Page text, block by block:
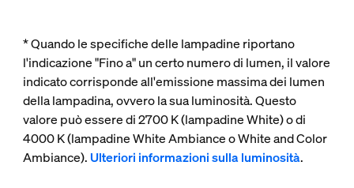
* Quando le specifiche delle lampadine riportano
l'indicazione "Fino a" un certo numero di lumen, il valore
indicato corrisponde all'emissione massima dei lumen
della lampadina, ovvero la sua luminosità. Questo
valore può essere di 2700 K (lampadine White) o di
4000 K (lampadine White Ambiance o White and Color
Ambiance).Ulteriori informazioni sulla luminosità.